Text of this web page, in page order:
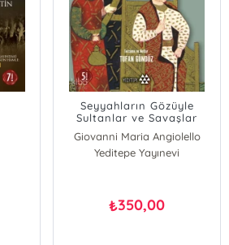
Seyyahların Gözüyle
Sultanlar ve Savaşlar
Giovanni Maria Angiolello
Vincenzo Dalessandri
Yeditepe Yayınevi
₺350,00